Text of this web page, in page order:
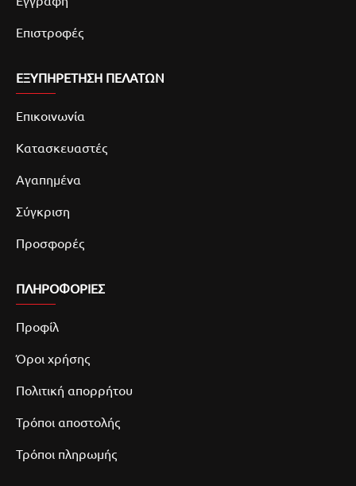
Επιστροφές
ΕΞΥΠΗΡΕΤΗΣΗ ΠΕΛΑΤΩΝ
Επικοινωνία
Κατασκευαστές
Αγαπημένα
Σύγκριση
Προσφορές
ΠΛΗΡΟΦΟΡΙΕΣ
Προφίλ
Όροι χρήσης
Πολιτική απορρήτου
Τρόποι αποστολής
Τρόποι πληρωμής